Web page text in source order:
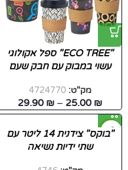
"ECO TREE" ספל אקולוגי
עשוי במבוק עם חבק שעם
מק"ט:4724770
25.00 ₪
–
29.90 ₪
-29%
"בוקס" צידנית 14 ליטר עם
שתי ידיות נשיאה